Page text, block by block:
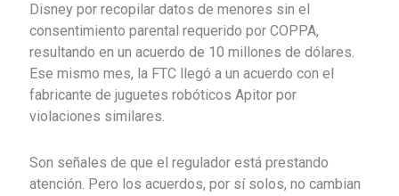
Disney por recopilar datos de menores sin el
consentimiento parental requerido por COPPA,
resultando en un acuerdo de 10 millones de dólares.
Ese mismo mes, la FTC llegó a un acuerdo con el
fabricante de juguetes robóticos Apitor por
violaciones similares.
Son señales de que el regulador está prestando
atención. Pero los acuerdos, por sí solos, no cambian